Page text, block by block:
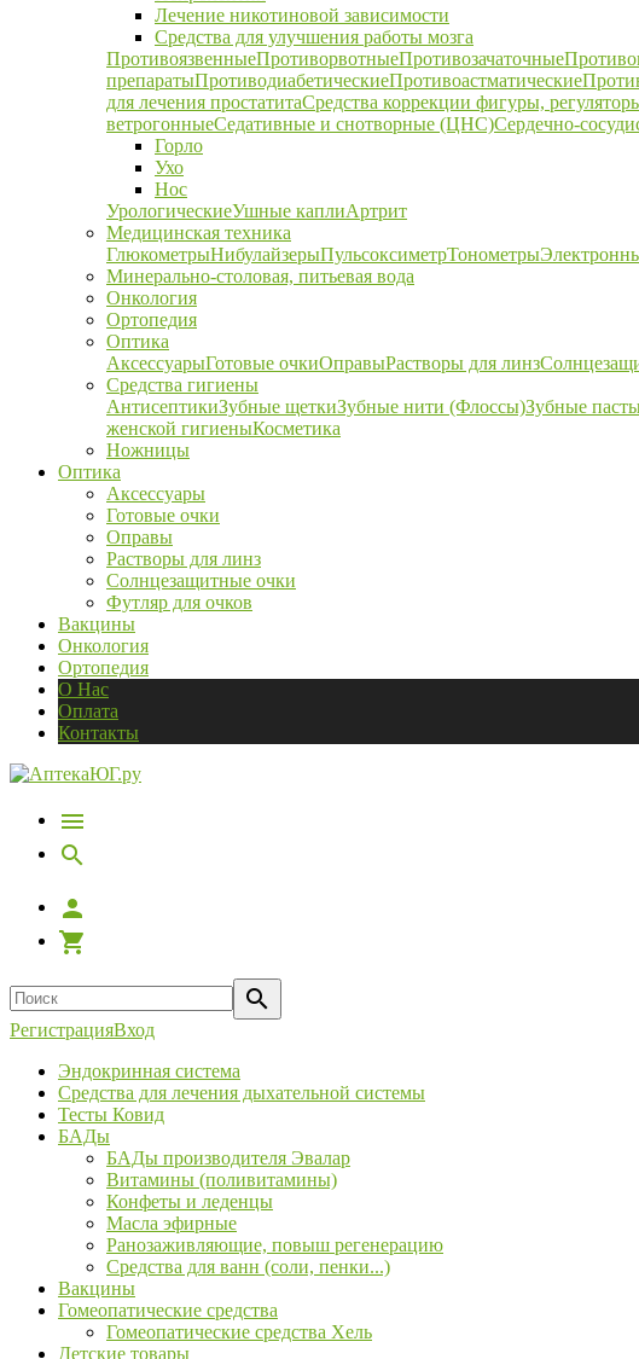
Лечение никотиновой зависимости
Средства для улучшения работы мозга
ПротивоязвенныеПротиворвотныеПротивозачаточные
препаратыПротиводиабетическиеПротивоастматические
для лечения простатитаСредства коррекции фигуры,
ветрогонныеСедативные и снотворные (ЦНС)Сердечно-
Горло
Ухо
Нос
УрологическиеУшные каплиАртрит
Медицинская техника
ГлюкометрыНибулайзерыПульсоксиметрТонометры
Минерально-столовая, питьевая вода
Онкология
Ортопедия
Оптика
АксессуарыГотовые очкиОправыРастворы для линз
Средства гигиены
АнтисептикиЗубные щеткиЗубные нити (Флоссы)Зубные
женской гигиеныКосметика
Ножницы
Оптика
Аксессуары
Готовые очки
Оправы
Растворы для линз
Солнцезащитные очки
Футляр для очков
Вакцины
Онкология
Ортопедия
О Нас
Оплата
Контакты
РегистрацияВход
Эндокринная система
Средства для лечения дыхательной системы
Тесты Ковид
БАДы
БАДы производителя Эвалар
Витамины (поливитамины)
Конфеты и леденцы
Масла эфирные
Ранозаживляющие, повыш регенерацию
Средства для ванн (соли, пенки...)
Вакцины
Гомеопатические средства
Гомеопатические средства Хель
Детские товары